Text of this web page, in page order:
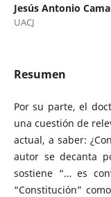
Jesús Antonio
UACJ
Resumen
Por su parte, el
una cuestión de
actual, a saber:
autor se decanta
sostiene “… es
“Constitución”